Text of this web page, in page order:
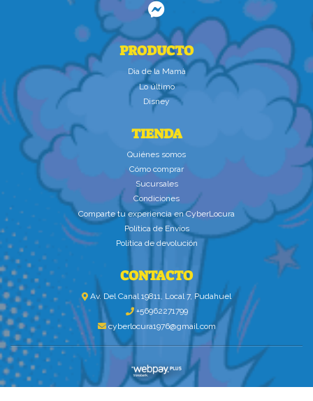
PRODUCTO
Dìa de la Mamà
Lo último
Disney
TIENDA
Quiénes somos
Cómo comprar
Sucursales
Condiciones
Comparte tu experiencia en CyberLocura
Política de Envíos
Política de devolución
CONTACTO
Av. Del Canal 19811, Local 7, Pudahuel
+56962271799
cyberlocura1976@gmail.com